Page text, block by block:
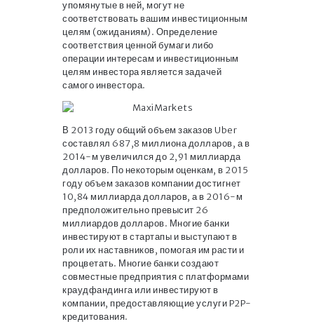
упомянутые в ней, могут не
соответствовать вашим инвестиционным
целям (ожиданиям). Определение
соответствия ценной бумаги либо
операции интересам и инвестиционным
целям инвестора является задачей
самого инвестора.
В 2013 году общий объем заказов Uber
составлял 687,8 миллиона долларов, а в
2014-м увеличился до 2,91 миллиарда
долларов. По некоторым оценкам, в 2015
году объем заказов компании достигнет
10,84 миллиарда долларов, а в 2016-м
предположительно превысит 26
миллиардов долларов. Многие банки
инвестируют в стартапы и выступают в
роли их наставников, помогая им расти и
процветать. Многие банки создают
совместные предприятия с платформами
краудфандинга или инвестируют в
компании, предоставляющие услуги P2P-
кредитования.